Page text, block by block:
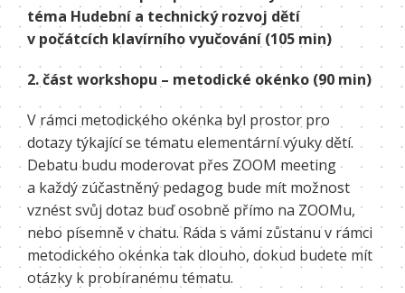
téma Hudební a technický rozvoj dětí
v počátcích klavírního vyučování (105 min)
2. část workshopu – metodické okénko (90 min)
V rámci metodického okénka byl prostor pro
dotazy týkající se tématu elementární výuky dětí.
Debatu budu moderovat přes ZOOM meeting
a každý zúčastněný pedagog bude mít možnost
vznést svůj dotaz buď osobně přímo na ZOOMu,
nebo písemně v chatu. Ráda s vámi zůstanu v rámci
metodického okénka tak dlouho, dokud budete mít
otázky k probíranému tématu.